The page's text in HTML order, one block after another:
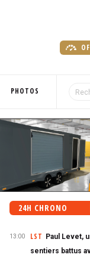
PHOTOS
24H CHRONO
13:00 LST Paul Levet,
sentiers battus